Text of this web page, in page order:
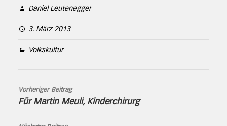
Daniel Leutenegger
3. März 2013
Volkskultur
Vorheriger Beitrag
Für Martin Meuli, Kinderchirurg